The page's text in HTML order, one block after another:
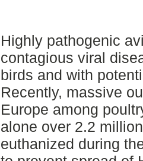
Highly pathogenic
contagious viral
birds and with
Recently, massive
Europe among
alone over 2.2
euthanized during